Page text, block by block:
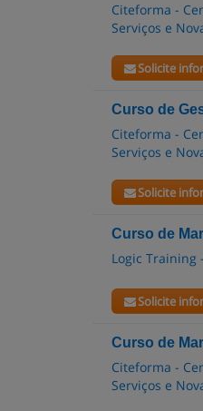
Citeforma -
Serviços e
Solicite
Curso de
Citeforma -
Serviços e
Solicite
Curso de
Logic Training
Solicite
Curso de
Citeforma -
Serviços e